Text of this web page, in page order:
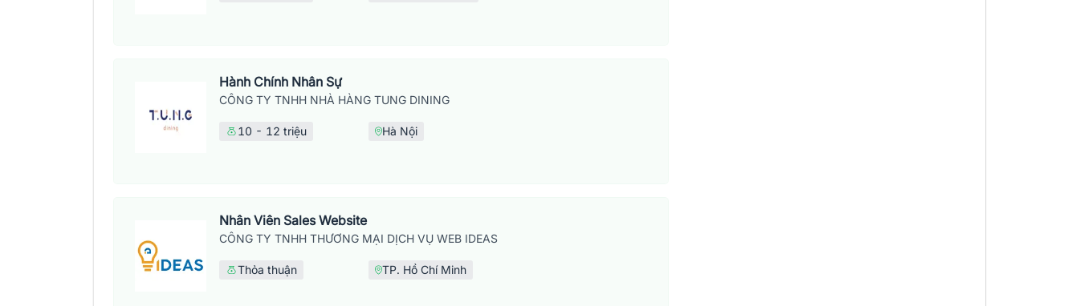
Hành Chính Nhân Sự
CÔNG TY TNHH NHÀ HÀNG TUNG DINING
10 - 12 triệu Hà Nội
Nhân Viên Sales Website
CÔNG TY TNHH THƯƠNG MẠI DỊCH VỤ WEB IDEAS
Thỏa thuận TP. Hồ Chí Minh